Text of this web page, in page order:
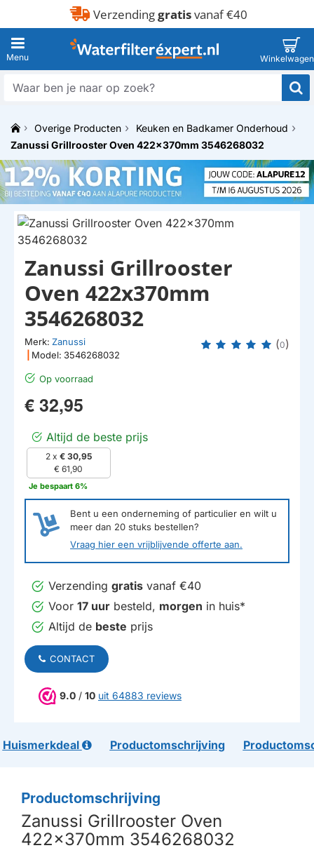
Verzendinggratisvanaf €40
Waar
naar
oph
m
e
Overige Producten
Keuken en Badkamer Onderhoud
Zanussi Grillrooster Oven 422x370mm 3546268032
Op voorraad
Zanussi Grillrooster
Oven 422x370mm
3546268032
Merk: Zanussi
Model: 3546268032
(0)
€ 32,95
Altijd de beste prijs
2 x € 30,95
€ 61,90
Je bespaart 6%
Bent u een onderneming of particulier en wilt u
meer dan 20 stuks bestellen?
Vraag hier een vrijblijvende offerte aan.
Verzending gratis vanaf €40
Voor 17 uur besteld, morgen in huis*
Altijd de beste prijs
CONTACT
9.0 / 10 uit 64883 reviews
Huismerkdeal Productomschrijving
Productomschrijving
Zanussi Grillrooster Oven
422x370mm 3546268032